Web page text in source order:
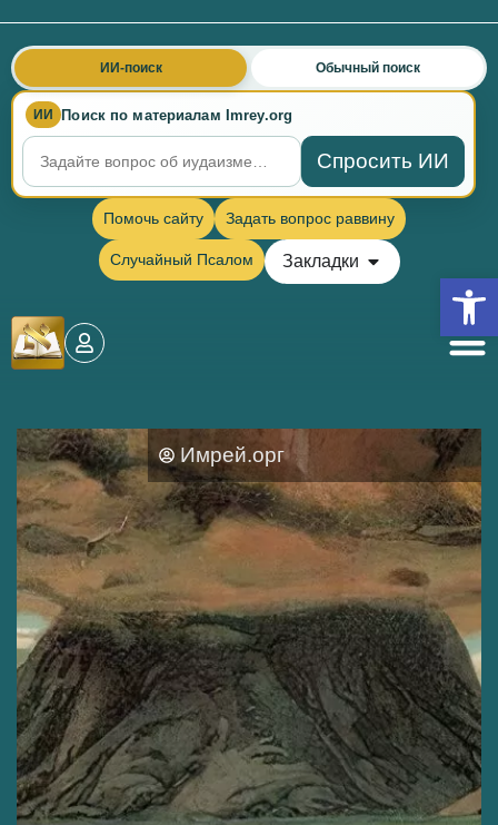
ИИ Поиск по материалам Imrey.org
Спросить ИИ
ИИ-поиск Обычный поиск
Помочь сайту Задать вопрос раввину
Случайный Псалом Закладки
Имрей.орг